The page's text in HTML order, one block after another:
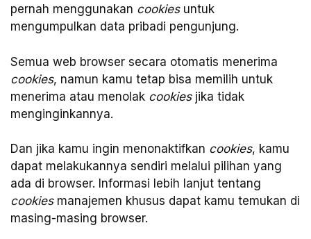
pernah menggunakan cookiesuntuk
mengumpulkan data pribadi pengunjung.
Semua web browser secara otomatis menerima
cookies, namun kamu tetap bisa memilih untuk
menerima atau menolak cookiesjika tidak
menginginkannya.
Dan jika kamu ingin menonaktifkan cookies, kamu
dapat melakukannya sendiri melalui pilihan yang
ada di browser. Informasi lebih lanjut tentang
cookiesmanajemen khusus dapat kamu temukan di
masing-masing browser.